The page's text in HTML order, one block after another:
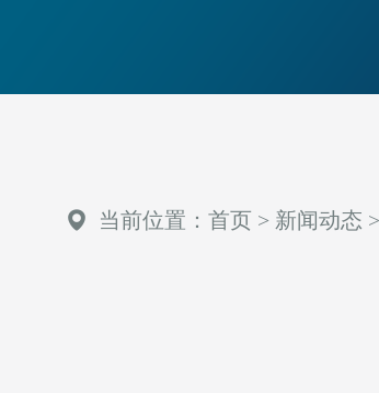
当前位置： 首页 > 新闻动态 >